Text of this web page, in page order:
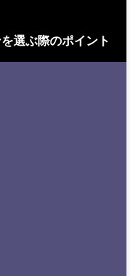
選ぶ際のポイント